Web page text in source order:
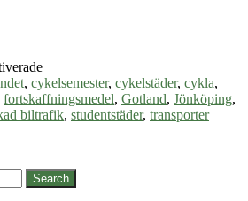
för
Cykla
mer
, cykelsemester, cykelstäder, cykla,
fortskaffningsmedel, Gotland, Jönköping,
biltrafik, studentstäder, transporter